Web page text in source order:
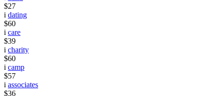
$27
i dating
$60
i care
$39
i charity
$60
i camp
$57
i associates
$36